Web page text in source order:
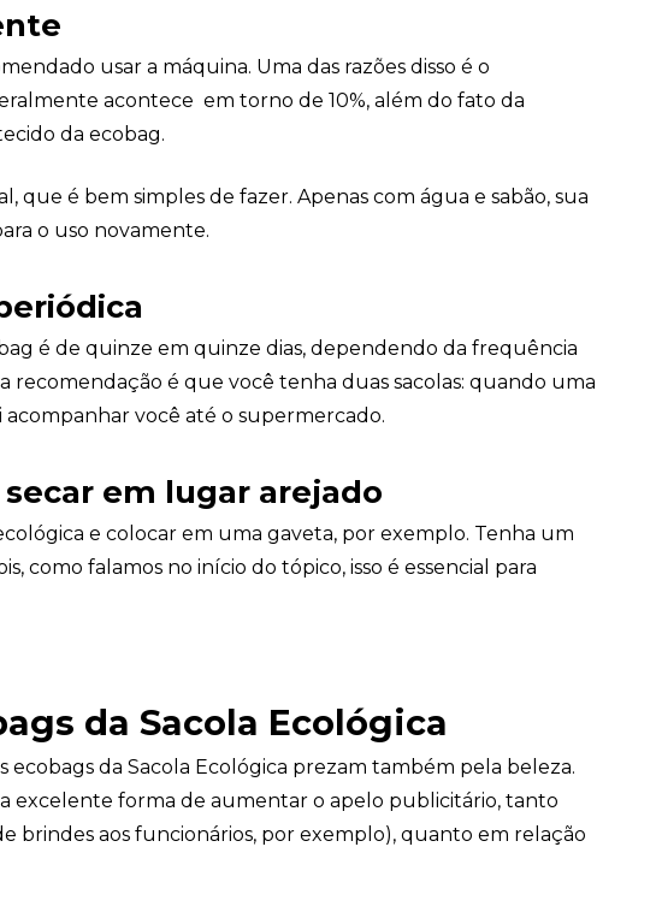
usar a máquina. Uma das razões disso é o
acontece em torno de 10%, além do fato da
da ecobag.
que é bem simples de fazer. Apenas com água e sabão, sua
o uso novamente.
é de quinze em quinze dias, dependendo da frequência
recomendação é que você tenha duas sacolas: quando uma
acompanhar você até o supermercado.
em lugar arejado
e colocar em uma gaveta, por exemplo. Tenha um
como falamos no início do tópico, isso é essencial para
da Sacola Ecológica
ecobags da Sacola Ecológica prezam também pela beleza.
excelente forma de aumentar o apelo publicitário, tanto
brindes aos funcionários, por exemplo), quanto em relação